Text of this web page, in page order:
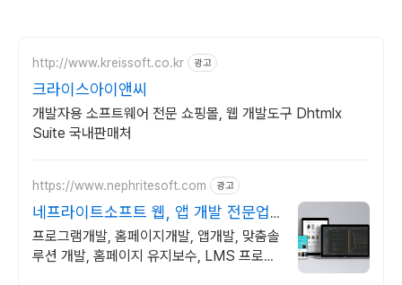
http://www.kreissoft.co.kr 광고
크라이스아이앤씨
개발자용 소프트웨어 전문 쇼핑몰, 웹 개발도구 Dhtmlx
Suite 국내판매처
https://www.nephritesoft.com 광고
네프라이트소프트 웹, 앱 개발 전문업
체
프로그램개발, 홈페이지개발, 앱개발, 맞춤솔
루션 개발, 홈페이지 유지보수, LMS 프로그